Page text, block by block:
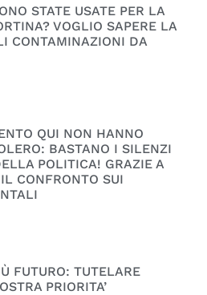
STATE USATE PER LA
VOGLIO SAPERE LA
CONTAMINAZIONI DA
QUI NON HANNO
BASTANO I SILENZI
POLITICA! GRAZIE A
CONFRONTO SUI
FUTURO: TUTELARE
PRIORITA’